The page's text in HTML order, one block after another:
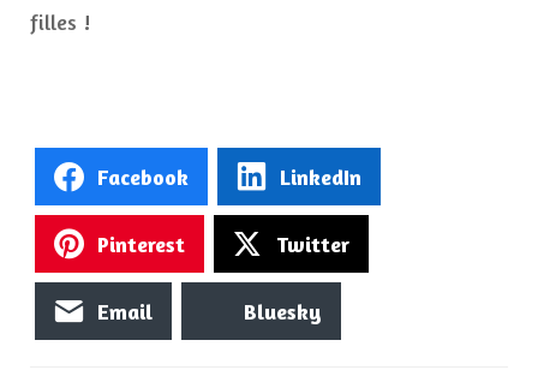
filles !
Facebook LinkedIn
Pinterest Twitter
Email Bluesky